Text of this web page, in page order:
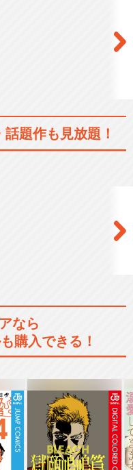
ダム 第2シリーズ
ダム 第5シリーズ
ダム 第6シリーズ
話題作も見放題！
なら
購入できる！